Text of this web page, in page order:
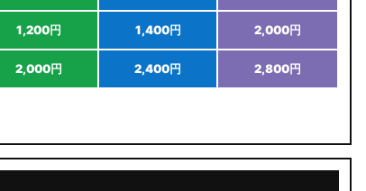
1,200円 1,400円 2,000円
2,000円 2,400円 2,800円